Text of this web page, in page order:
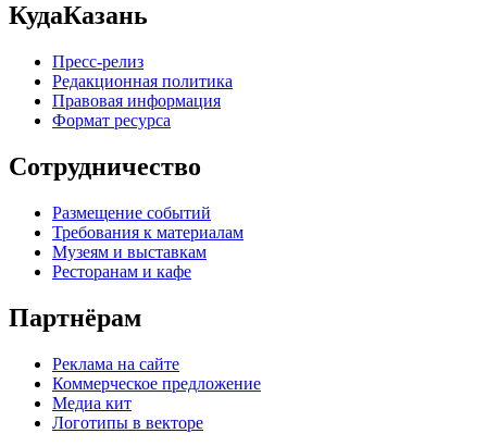
КудаКазань
Пресс-релиз
Редакционная политика
Правовая информация
Формат ресурса
Сотрудничество
Размещение событий
Требования к материалам
Музеям и выставкам
Ресторанам и кафе
Партнёрам
Реклама на сайте
Коммерческое предложение
Медиа кит
Логотипы в векторе